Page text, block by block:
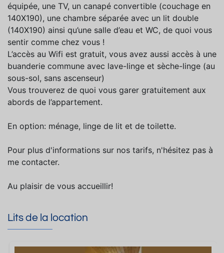
équipée, une TV, un canapé convertible (couchage en
140X190), une chambre séparée avec un lit double
(140X190) ainsi qu’une salle d’eau et WC, de quoi vous
sentir comme chez vous !
L’accès au Wifi est gratuit, vous avez aussi accès à une
buanderie commune avec lave-linge et sèche-linge (au
sous-sol, sans ascenseur)
Vous trouverez de quoi vous garer gratuitement aux
abords de l’appartement.
En option: ménage, linge de lit et de toilette.
Pour plus d'informations sur nos tarifs, n'hésitez pas à
me contacter.
Au plaisir de vous accueillir!
Lits de la location